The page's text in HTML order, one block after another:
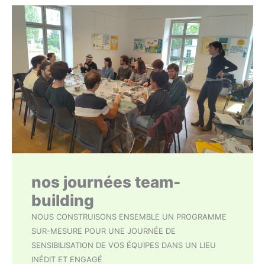
nos journées team-
building
NOUS CONSTRUISONS ENSEMBLE UN PROGRAMME
SUR-MESURE POUR UNE JOURNÉE DE
SENSIBILISATION DE VOS ÉQUIPES DANS UN LIEU
INÉDIT ET ENGAGÉ